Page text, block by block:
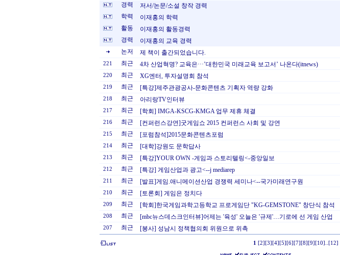
경력
저서/논문/소설 창작 경력
학력 이재홍의 학력
활동 이재홍의 활동경력
경력 이재홍의 교육 경력
논저 제 책이 출간되었습니다.
221 최근 4차 산업혁명? 교육은···’대한민국 미래교육 보고서’ 나온다(itnews)
220 최근 XG엔터, 투자설명회 참석
219 최근 [특강]제주관광공사-문화콘텐츠 기획자 역량 강화
218 최근 아리랑TV인터뷰
217 최근 [학회] IMGA-KSCG-KMGA 업무 제휴 체결
216 최근 [컨퍼런스강연]굿게임쇼 2015 컨퍼런스 사회 및 강연
215 최근 [포럼참석]2015문화콘텐츠포럼
214 최근 [대학]강원도 문학답사
213 최근 [특강]YOUR OWN -게임과 스토리텔링<-중앙일보
212 최근 [특강] 게임산업과 광고<--j mediarep
211 최근 [발표]게임.애니메이션산업 경쟁력 세미나<--국가미래연구원
210 최근 [토론회] 게임은 정치다
209 최근 [학회]한국게임과학고등학교 프로게임단 "KG-GEMSTONE" 창단식 참석
208 최근 [mbc뉴스데스크인터뷰]어제는 '육성' 오늘은 '규제'…기로에 선 게임 산업
207 최근 [봉사] 성남시 정책협의회 위원으로 위촉
1 [2] [3] [4] [5] [6] [7] [8] [9] [10] [12]